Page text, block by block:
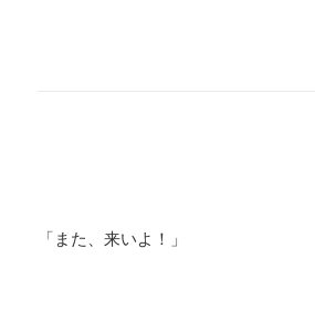
「また、来いよ！」